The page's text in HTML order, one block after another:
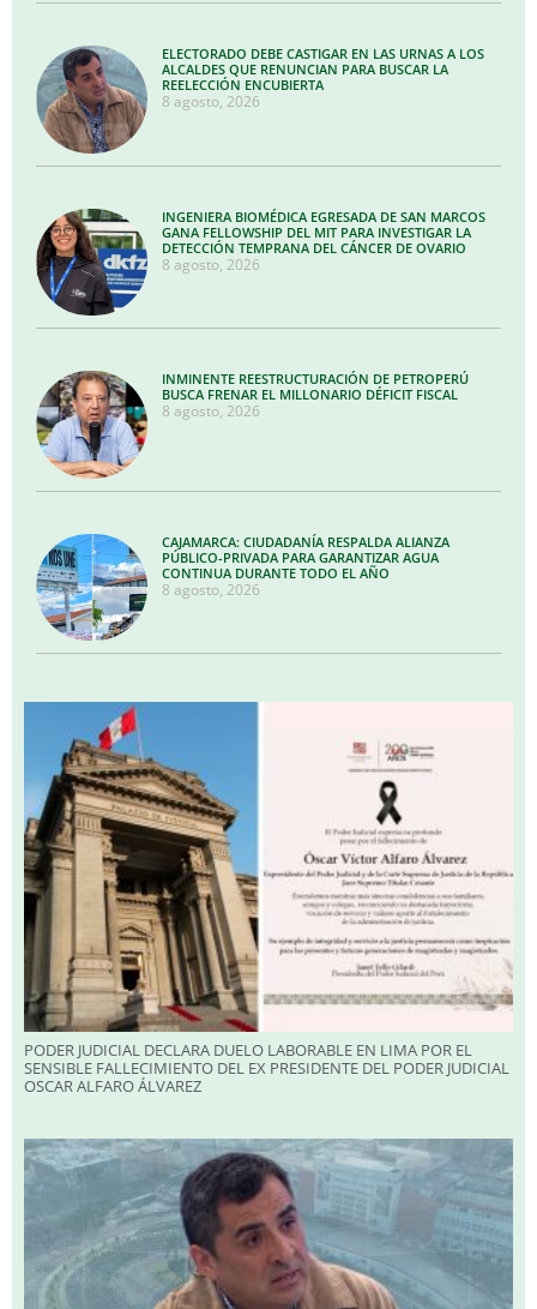
ELECTORADO DEBE CASTIGAR EN LAS URNAS A LOS
ALCALDES QUE RENUNCIAN PARA BUSCAR LA
REELECCIÓN ENCUBIERTA
8 agosto, 2026
INGENIERA BIOMÉDICA EGRESADA DE SAN MARCOS
GANA FELLOWSHIP DEL MIT PARA INVESTIGAR LA
DETECCIÓN TEMPRANA DEL CÁNCER DE OVARIO
8 agosto, 2026
INMINENTE REESTRUCTURACIÓN DE PETROPERÚ
BUSCA FRENAR EL MILLONARIO DÉFICIT FISCAL
8 agosto, 2026
CAJAMARCA: CIUDADANÍA RESPALDA ALIANZA
PÚBLICO-PRIVADA PARA GARANTIZAR AGUA
CONTINUA DURANTE TODO EL AÑO
8 agosto, 2026
PODER JUDICIAL DECLARA DUELO LABORABLE EN LIMA POR EL
SENSIBLE FALLECIMIENTO DEL EX PRESIDENTE DEL PODER JUDICIAL
OSCAR ALFARO ÁLVAREZ